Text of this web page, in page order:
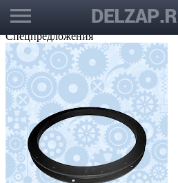
menu
Выбрать город
Корзина
Заказать звонок
Спецпредложения